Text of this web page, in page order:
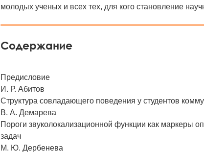
молодых ученых и всех тех, для кого становление
Содержание
Предисловие
И. Р. Абитов
Структура совладающего поведения у студентов
В. А. Демарева
Пороги звуколокализационной функции как маркеры
задач
М. Ю. Дербенева